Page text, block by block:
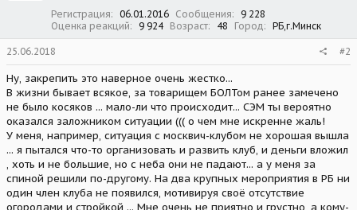
Регистрация 06.01.2016 Сообщения
9 228
Оценка реакций
9 924 Возраст 48 Город РБ,г.Минск
25.06.2018 #2
Ну, закрепить это наверное очень жестко...
В жизни бывает всякое, за товарищем БОЛТом ранее замечено
не было косяков ... мало-ли что происходит... СЭМ ты вероятно
оказался заложником ситуации ((( о чем мне искренне жаль!
У меня, например, ситуация с москвич-клубом не хорошая вышла
... я пытался что-то организовать и развить клуб, и деньги вложил
, хоть и не большие, но с неба они не падают... а у меня за
спиной решили по-другому. На два крупных мероприятия в РБ ни
один член клуба не появился, мотивируя своё отсутствие